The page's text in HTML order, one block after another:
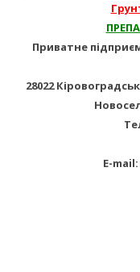
Приватне
28022
E-